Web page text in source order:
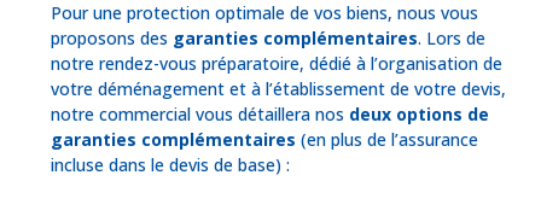
Pour une protection optimale de vos biens, nous vous
proposons des garanties complémentaires. Lors de
notre rendez-vous préparatoire, dédié à l’organisation de
votre déménagement et à l’établissement de votre devis,
notre commercial vous détaillera nos deux options de
garanties complémentaires (en plus de l’assurance
incluse dans le devis de base) :